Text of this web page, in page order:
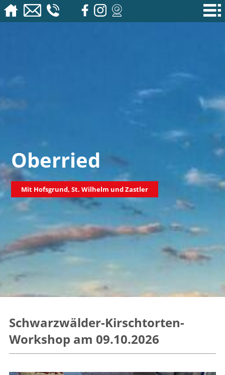
Oberried
Mit Hofsgrund, St. Wilhelm und Zastler
Schwarzwälder-Kirschtorten-
Workshop am 09.10.2026